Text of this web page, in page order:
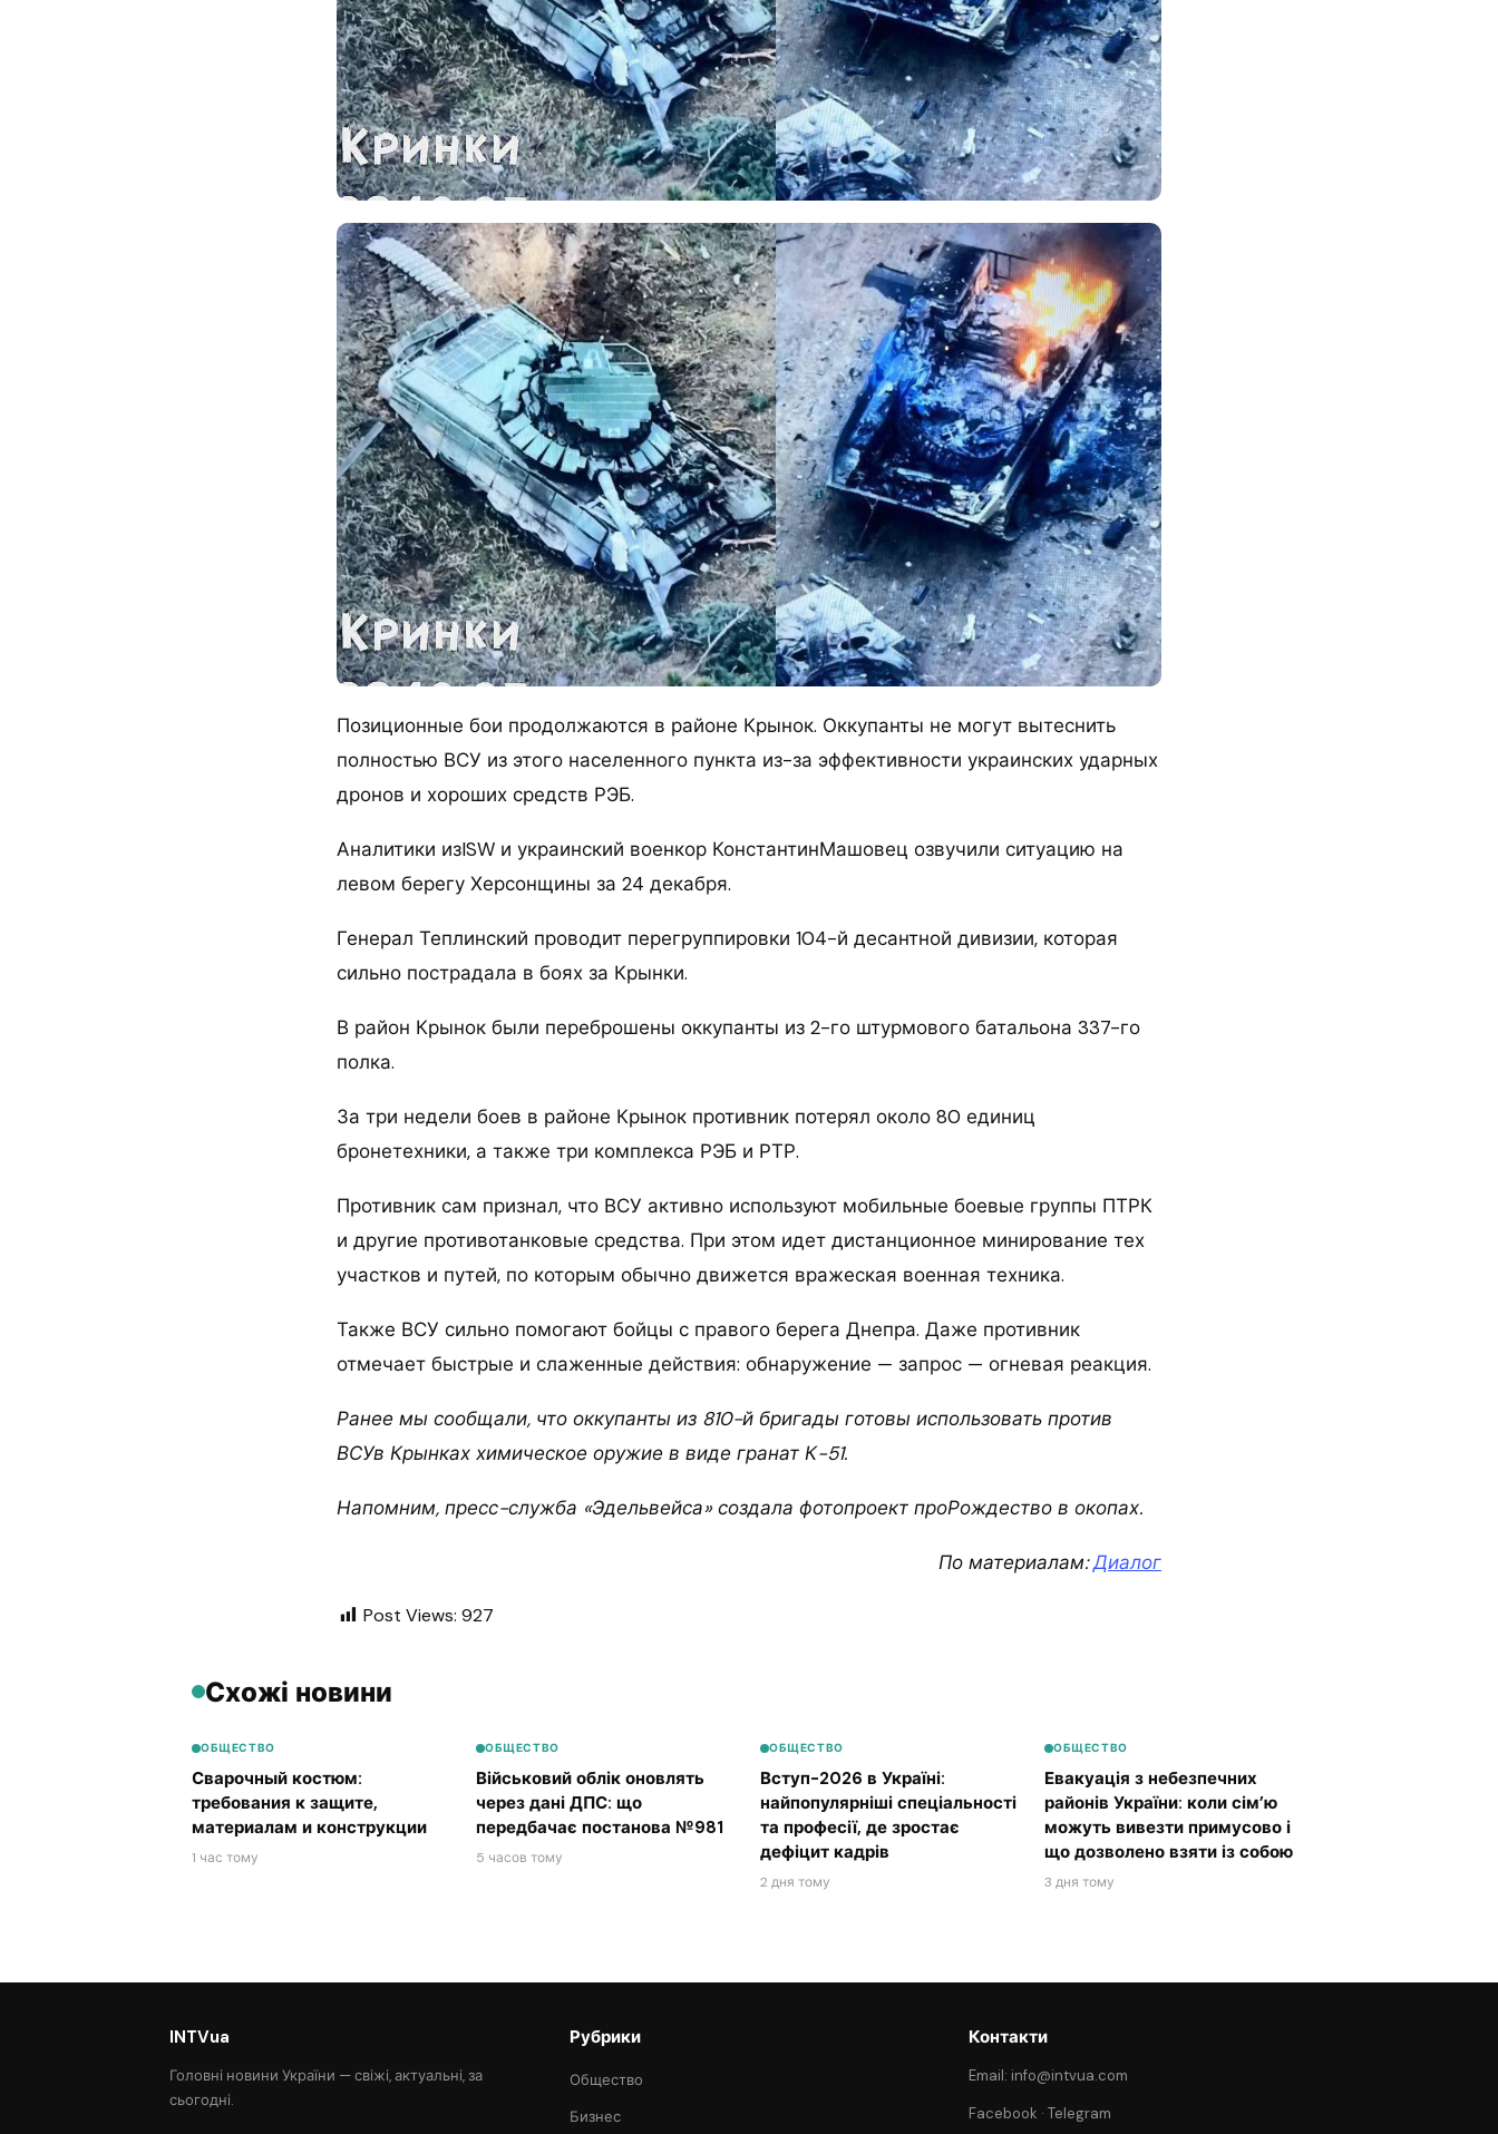
Позиционные бои продолжаются в районе Крынок. Оккупанты не могут вытеснить
полностью ВСУ из этого населенного пункта из-за эффективности украинских ударных
дронов и хороших средств РЭБ.
Аналитики изISW и украинский военкор КонстантинМашовец озвучили ситуацию на
левом берегу Херсонщины за 24 декабря.
Генерал Теплинский проводит перегруппировки 104-й десантной дивизии, которая
сильно пострадала в боях за Крынки.
В район Крынок были переброшены оккупанты из 2-го штурмового батальона 337-го
полка.
За три недели боев в районе Крынок противник потерял около 80 единиц
бронетехники, а также три комплекса РЭБ и РТР.
Противник сам признал, что ВСУ активно используют мобильные боевые группы ПТРК
и другие противотанковые средства. При этом идет дистанционное минирование тех
участков и путей, по которым обычно движется вражеская военная техника.
Также ВСУ сильно помогают бойцы с правого берега Днепра. Даже противник
отмечает быстрые и слаженные действия: обнаружение — запрос — огневая реакция.
Ранее мы сообщали, что оккупанты из 810-й бригады готовы использовать против
ВСУв Крынках химическое оружие в виде гранат К-51.
Напомним, пресс-служба «Эдельвейса» создала фотопроект проРождество в окопах.
По материалам:Диалог
Post Views: 927
Схожі новини
ОБЩЕСТВО
Сварочный костюм:
требования к защите,
материалам и конструкции
1 час тому
ОБЩЕСТВО
Військовий облік оновлять
через дані ДПС: що
передбачає постанова №981
5 часов тому
ОБЩЕСТВО
Вступ-2026 в Україні:
найпопулярніші спеціальності
та професії, де зростає
дефіцит кадрів
2 дня тому
ОБЩЕСТВО
Евакуація з небезпечних
районів України: коли сім’ю
можуть вивезти примусово і
що дозволено взяти із собою
3 дня тому
INTVua
Головні новини України — свіжі, актуальні, за
сьогодні.
Рубрики
Общество
Бизнес
Контакти
Email: info@intvua.com
Facebook ·Telegram